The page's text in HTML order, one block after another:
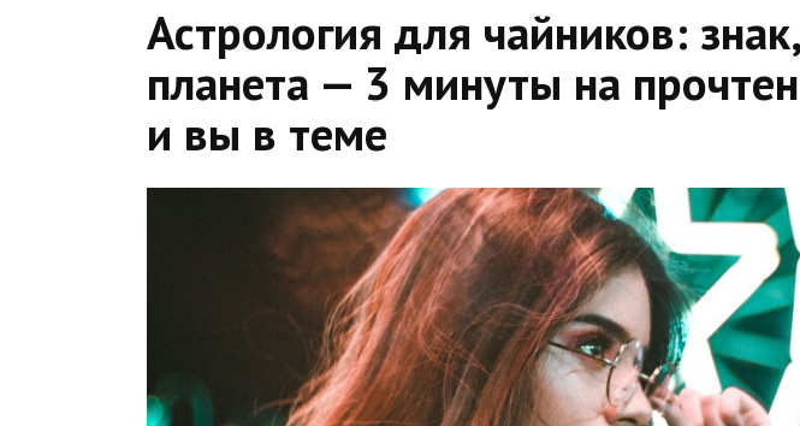
Астрология для чайников:
планета — 3 минуты на
и вы в теме